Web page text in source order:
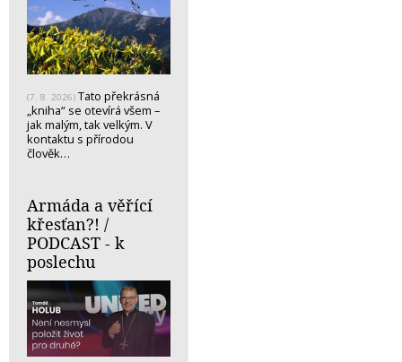
(7. 8. 2026) Tato překrásná
„kniha“ se otevírá všem –
jak malým, tak velkým. V
kontaktu s přírodou
člověk…
Armáda a věřící
křesťan?! /
PODCAST - k
poslechu